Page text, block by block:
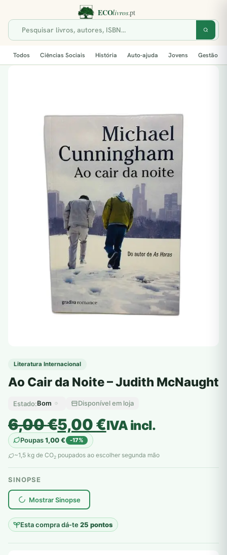
Todos Ciências Sociais História Auto-ajuda Jovens Gestão
Literatura Internacional
Ao Cair da Noite – Judith McNaught
Estado:Bom Disponível em loja
6,00€
O
preço
original
era:
6,00 €.
5,00€
O
preço
atual
é:
5,00 €.
IVA incl.
Poupas1,00€ -17%
~1,5 kg de CO2 poupados ao escolher segunda mão
SINOPSE
Mostrar Sinopse
Esta compra dá-te25 pontos
plantar árvores reais